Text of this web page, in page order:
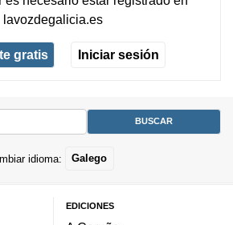
lavozdegalicia.es
gratis Iniciar sesión
idioma: Galego
EDICIONES